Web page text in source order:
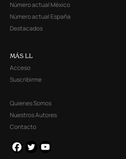
Número actual México
Número actual España
Destacados
MÁS LL
Acceso
Suscribirme
Quienes Somos
Nuestros Autores
Contacto